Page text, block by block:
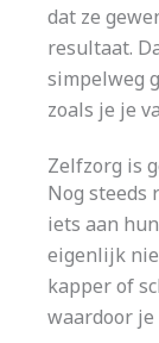
dat ze
resultaat.
simpelweg
zoals je je
Zelfzorg is
Nog steeds
iets aan
eigenlijk
kapper of
waardoor